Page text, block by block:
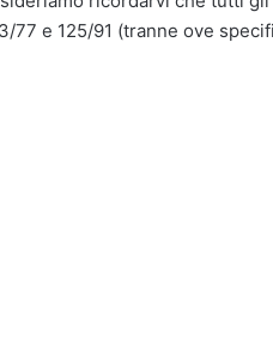
77 e 125/91 (tranne ove